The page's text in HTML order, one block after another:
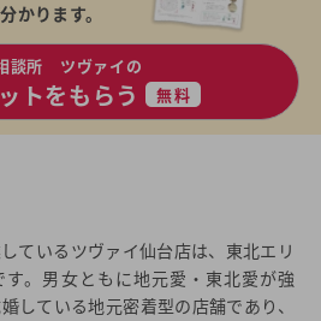
かります。
談所 ツヴァイの
トをもらう 無料
ているツヴァイ仙台店は、東北エリ
。男女ともに地元愛・東北愛が強
している地元密着型の店舗であり、